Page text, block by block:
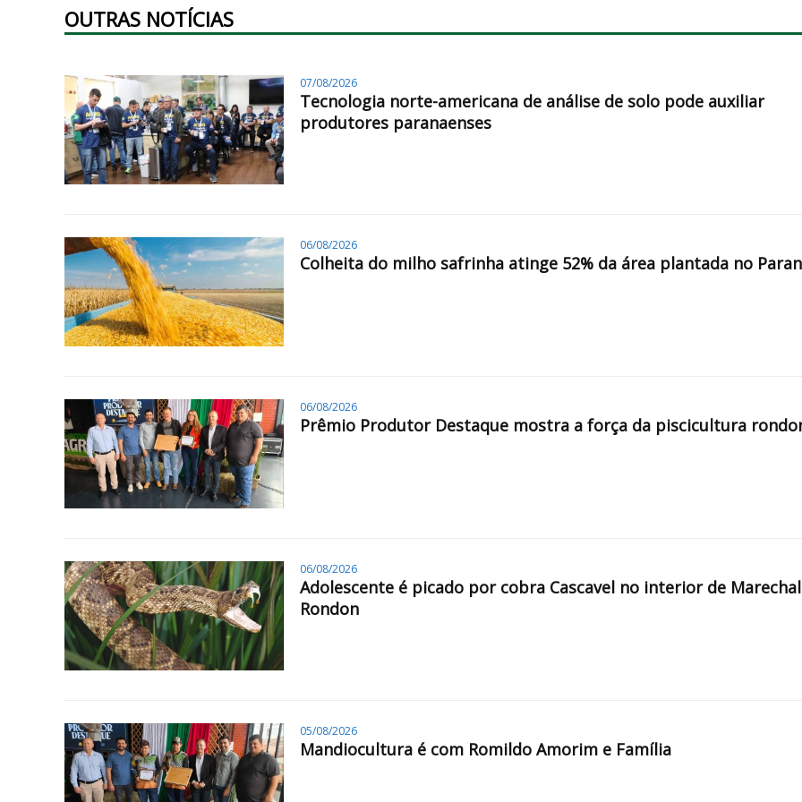
OUTRAS NOTÍCIAS
07/08/2026
Tecnologia norte-americana de análise de solo pode auxiliar
produtores paranaenses
06/08/2026
Colheita do milho safrinha atinge 52% da área plantada no
06/08/2026
Prêmio Produtor Destaque mostra a força da piscicultura
06/08/2026
Adolescente é picado por cobra Cascavel no interior de Marechal
Rondon
05/08/2026
Mandiocultura é com Romildo Amorim e Família